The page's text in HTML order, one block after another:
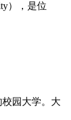
），是位
校园大学。大